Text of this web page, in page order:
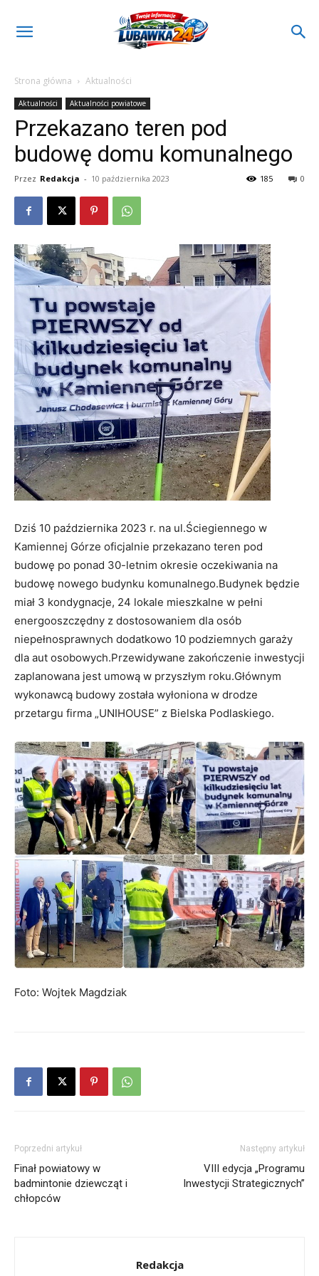
Strona główna Aktualności
Aktualności Aktualności powiatowe
Przekazano teren pod
budowę domu komunalnego
Przez Redakcja - 10 października 2023 0
185
Dziś 10 października 2023 r. na ul.Ściegiennego w
Kamiennej Górze oficjalnie przekazano teren pod
budowę po ponad 30-letnim okresie oczekiwania na
budowę nowego budynku komunalnego.Budynek będzie
miał 3 kondygnacje, 24 lokale mieszkalne w pełni
energooszczędny z dostosowaniem dla osób
niepełnosprawnych dodatkowo 10 podziemnych garaży
dla aut osobowych.Przewidywane zakończenie inwestycji
zaplanowana jest umową w przyszłym roku.Głównym
wykonawcą budowy została wyłoniona w drodze
przetargu firma „UNIHOUSE” z Bielska Podlaskiego.
Foto: Wojtek Magdziak
Poprzedni artykuł
Finał powiatowy w
badmintonie dziewcząt i
chłopców
Następny artykuł
VIII edycja „Programu
Inwestycji Strategicznych”
Redakcja